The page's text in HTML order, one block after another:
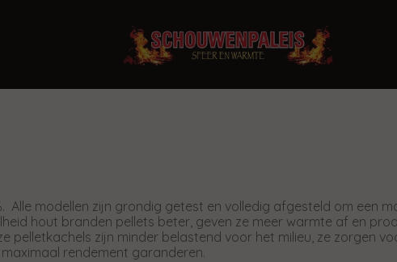
Alle modellen zijn grondig getest en volledig afgesteld om een
hout branden pellets beter, geven ze meer warmte af en
pelletkachels zijn minder belastend voor het milieu, ze zorgen
rendement garanderen.